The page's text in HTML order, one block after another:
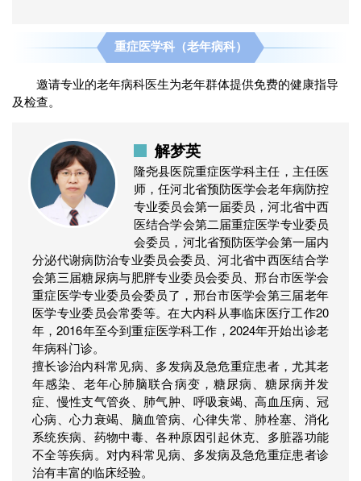
重症医学科（老年病科）
邀请专业的老年病科医生为老年群体提供免费的健康指导
及检查。
解梦英
隆尧县医院重症医学科主任，主任医
师，任河北省预防医学会老年病防控
专业委员会第一届委员，河北省中西
医结合学会第二届重症医学专业委员
会委员，河北省预防医学会第一届内
分泌代谢病防治专业委员会委员、河北省中西医结合学
会第三届糖尿病与肥胖专业委员会委员、邢台市医学会
重症医学专业委员会委员了，邢台市医学会第三届老年
医学专业委员会常委等。在大内科从事临床医疗工作20
年，2016年至今到重症医学科工作，2024年开始出诊老
年病科门诊。
擅长诊治内科常见病、多发病及急危重症患者，尤其老
年感染、老年心肺脑联合病变，糖尿病、糖尿病并发
症、慢性支气管炎、肺气肿、呼吸衰竭、高血压病、冠
心病、心力衰竭、脑血管病、心律失常、肺栓塞、消化
系统疾病、药物中毒、各种原因引起休克、多脏器功能
不全等疾病。对内科常见病、多发病及急危重症患者诊
治有丰富的临床经验。